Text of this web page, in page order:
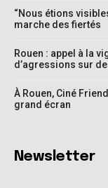
“Nous étions
marche des fiertés
Rouen : appel à la
d’agressions sur
À Rouen, Ciné
grand écran
Newsletter